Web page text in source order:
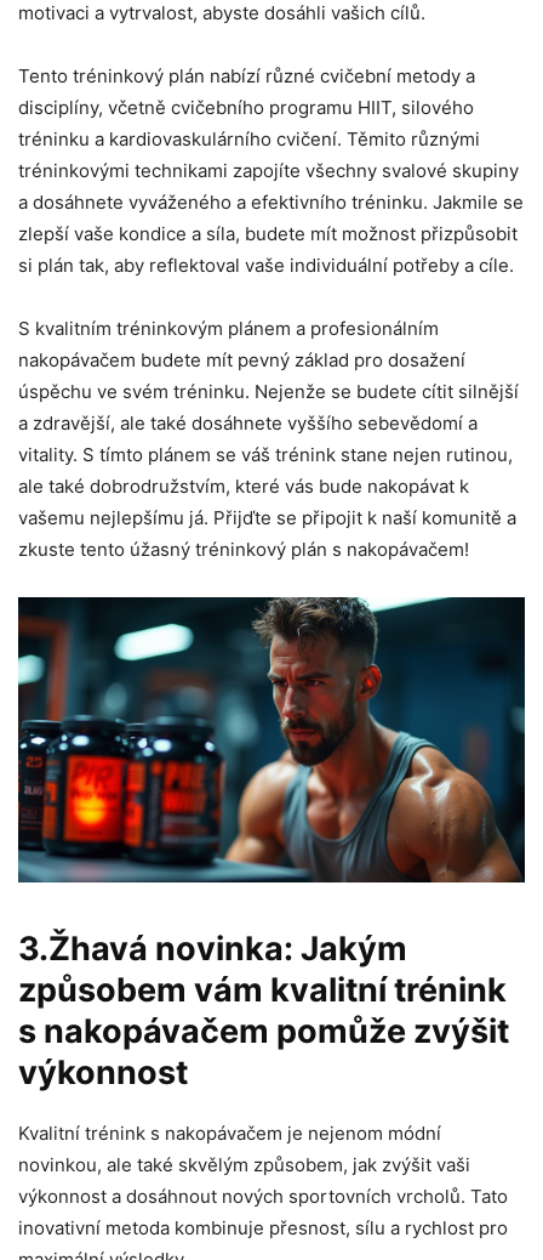
motivaci a vytrvalost, abyste dosáhli vašich cílů.
Tento tréninkový plán nabízí různé cvičební metody a
disciplíny, včetně cvičebního programu HIIT, silového
tréninku a kardiovaskulárního cvičení. Těmito různými
tréninkovými technikami zapojíte všechny svalové skupiny
a dosáhnete vyváženého a efektivního tréninku. Jakmile se
zlepší vaše kondice a síla, budete mít možnost přizpůsobit
si plán tak, aby reflektoval vaše individuální potřeby a cíle.
S kvalitním tréninkovým plánem a profesionálním
nakopávačem budete mít pevný základ pro dosažení
úspěchu ve svém tréninku. Nejenže se budete cítit silnější
a zdravější, ale také dosáhnete vyššího sebevědomí a
vitality. S tímto plánem se váš trénink stane nejen rutinou,
ale také dobrodružstvím, které vás bude nakopávat k
vašemu nejlepšímu já. Přijďte se připojit k naší komunitě a
zkuste tento úžasný tréninkový plán s nakopávačem!
3.Žhavá novinka: Jakým
způsobem vám kvalitní trénink
s nakopávačem pomůže zvýšit
výkonnost
Kvalitní trénink s nakopávačem je nejenom módní
novinkou, ale také skvělým způsobem, jak zvýšit vaši
výkonnost a dosáhnout nových sportovních vrcholů. Tato
inovativní metoda kombinuje přesnost, sílu a rychlost pro